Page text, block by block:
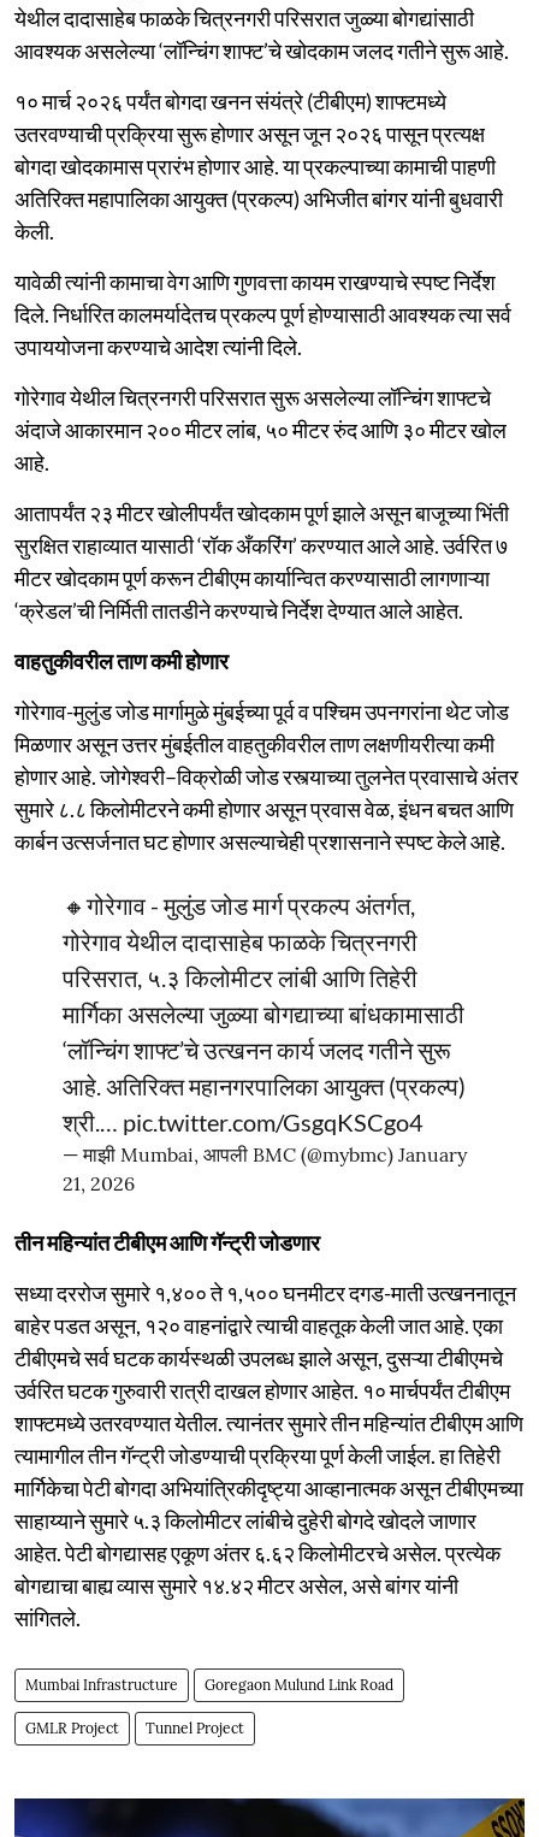
येथील दादासाहेब फाळके चित्रनगरी परिसरात जुळ्या बोगद्यांसाठी
आवश्यक असलेल्या ‘लॉन्चिंग शाफ्ट’चे खोदकाम जलद गतीने सुरू आहे.
१० मार्च २०२६ पर्यंत बोगदा खनन संयंत्रे (टीबीएम) शाफ्टमध्ये
उतरवण्याची प्रक्रिया सुरू होणार असून जून २०२६ पासून प्रत्यक्ष
बोगदा खोदकामास प्रारंभ होणार आहे. या प्रकल्पाच्या कामाची पाहणी
अतिरिक्त महापालिका आयुक्त (प्रकल्प) अभिजीत बांगर यांनी बुधवारी
केली.
यावेळी त्यांनी कामाचा वेग आणि गुणवत्ता कायम राखण्याचे स्पष्ट निर्देश
दिले. निर्धारित कालमर्यादेतच प्रकल्प पूर्ण होण्यासाठी आवश्यक त्या सर्व
उपाययोजना करण्याचे आदेश त्यांनी दिले.
गोरेगाव येथील चित्रनगरी परिसरात सुरू असलेल्या लॉन्चिंग शाफ्टचे
अंदाजे आकारमान २०० मीटर लांब, ५० मीटर रुंद आणि ३० मीटर खोल
आहे.
आतापर्यंत २३ मीटर खोलीपर्यंत खोदकाम पूर्ण झाले असून बाजूच्या भिंती
सुरक्षित राहाव्यात यासाठी ‘रॉक अँकरिंग’ करण्यात आले आहे. उर्वरित ७
मीटर खोदकाम पूर्ण करून टीबीएम कार्यान्वित करण्यासाठी लागणाऱ्या
‘क्रेडल’ची निर्मिती तातडीने करण्याचे निर्देश देण्यात आले आहेत.
वाहतुकीवरील ताण कमी होणार
गोरेगाव-मुलुंड जोड मार्गामुळे मुंबईच्या पूर्व व पश्चिम उपनगरांना थेट जोड
मिळणार असून उत्तर मुंबईतील वाहतुकीवरील ताण लक्षणीयरीत्या कमी
होणार आहे. जोगेश्वरी–विक्रोळी जोड रस्त्याच्या तुलनेत प्रवासाचे अंतर
सुमारे ८.८ किलोमीटरने कमी होणार असून प्रवास वेळ, इंधन बचत आणि
कार्बन उत्सर्जनात घट होणार असल्याचेही प्रशासनाने स्पष्ट केले आहे.
🔸गोरेगाव - मुलुंड जोड मार्ग प्रकल्प अंतर्गत,
गोरेगाव येथील दादासाहेब फाळके चित्रनगरी
परिसरात, ५.३ किलोमीटर लांबी आणि तिहेरी
मार्गिका असलेल्या जुळ्या बोगद्याच्या बांधकामासाठी
‘लॉन्चिंग शाफ्ट’चे उत्खनन कार्य जलद गतीने सुरू
आहे. अतिरिक्‍त महानगरपालिका आयुक्‍त (प्रकल्‍प)
श्री.… pic.twitter.com/GsgqKSCgo4
— माझी Mumbai, आपली BMC (@mybmc) January
21, 2026
तीन महिन्यांत टीबीएम आणि गॅन्ट्री जोडणार
सध्या दररोज सुमारे १,४०० ते १,५०० घनमीटर दगड-माती उत्खननातून
बाहेर पडत असून, १२० वाहनांद्वारे त्याची वाहतूक केली जात आहे. एका
टीबीएमचे सर्व घटक कार्यस्थळी उपलब्ध झाले असून, दुसऱ्या टीबीएमचे
उर्वरित घटक गुरुवारी रात्री दाखल होणार आहेत. १० मार्चपर्यंत टीबीएम
शाफ्टमध्ये उतरवण्यात येतील. त्यानंतर सुमारे तीन महिन्यांत टीबीएम आणि
त्यामागील तीन गॅन्ट्री जोडण्याची प्रक्रिया पूर्ण केली जाईल. हा तिहेरी
मार्गिकेचा पेटी बोगदा अभियांत्रिकीदृष्ट्या आव्हानात्मक असून टीबीएमच्या
साहाय्याने सुमारे ५.३ किलोमीटर लांबीचे दुहेरी बोगदे खोदले जाणार
आहेत. पेटी बोगद्यासह एकूण अंतर ६.६२ किलोमीटरचे असेल. प्रत्येक
बोगद्याचा बाह्य व्यास सुमारे १४.४२ मीटर असेल, असे बांगर यांनी
सांगितले.
Mumbai Infrastructure Goregaon Mulund Link Road
GMLR Project Tunnel Project